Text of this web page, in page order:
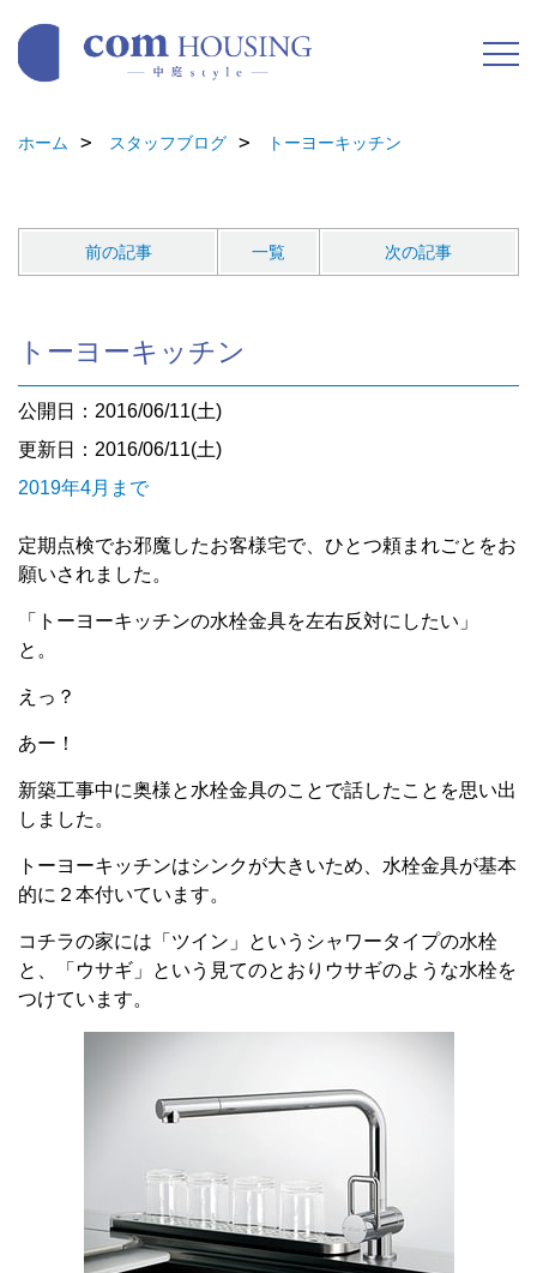
ホーム スタッフブログ トーヨーキッチン
前の記事 一覧 次の記事
トーヨーキッチン
公開日：2016/06/11(土)
更新日：2016/06/11(土)
2019年4月まで
定期点検でお邪魔したお客様宅で、ひとつ頼まれごとをお
願いされました。
「トーヨーキッチンの水栓金具を左右反対にしたい」
と。
えっ？
あー！
新築工事中に奥様と水栓金具のことで話したことを思い出
しました。
トーヨーキッチンはシンクが大きいため、水栓金具が基本
的に２本付いています。
コチラの家には「ツイン」というシャワータイプの水栓
と、「ウサギ」という見てのとおりウサギのような水栓を
つけています。